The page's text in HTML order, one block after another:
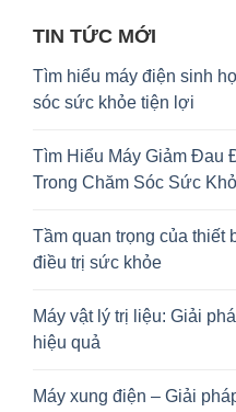
TIN TỨC MỚI
Tìm hiểu máy điện sinh
sóc sức khỏe tiện lợi
Tìm Hiểu Máy Giảm Đau
Trong Chăm Sóc Sức
Tầm quan trọng của thiết
điều trị sức khỏe
Máy vật lý trị liệu: Giải
hiệu quả
Máy xung điện – Giải